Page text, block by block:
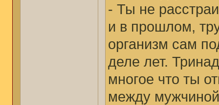
- Ты не
и в прошлом,
организм сам
деле лет.
многое что ты
между